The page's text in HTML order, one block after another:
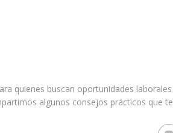
quienes buscan oportunidades laborales
algunos consejos prácticos que te